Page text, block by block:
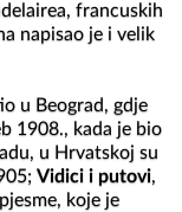
francuskih
napisao je i velik
u Beograd, gdje
1908., kada je bio
u Hrvatskoj su
Vidici i putovi,
koje je